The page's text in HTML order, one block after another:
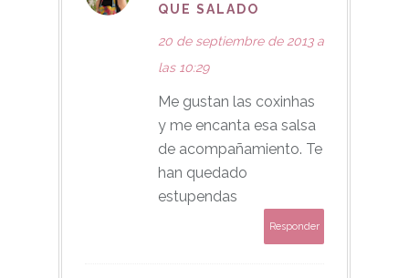
QUE SALADO
20 de septiembre de 2013 a
las 10:29
Me gustan las coxinhas
y me encanta esa salsa
de acompañamiento. Te
han quedado
estupendas
Responder